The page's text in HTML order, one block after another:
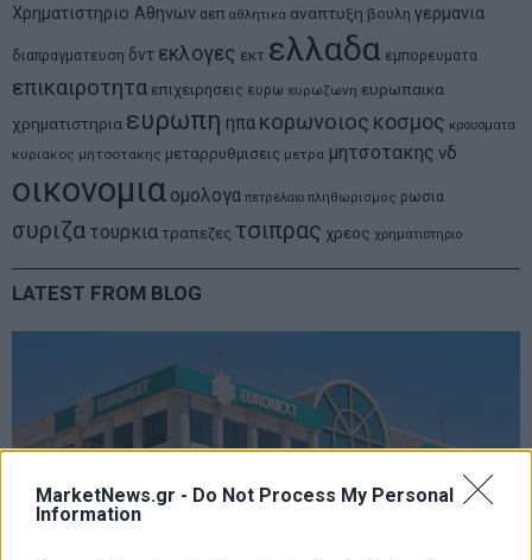
MarketNews.gr - Do Not Process My Personal
Information
Χρηματιστηριο Αθηνων αεπ αθλητικα αναπτυξη βουλη γερμανια
διαπραγματευση δντ εκλογες εκτ ελλαδα εμπορευματα
επικαιροτητα επιχειρησεις ευρω ευρωζωνη ευρωπαικα
χρηματιστηρια ευρωπη ηπα κορωνοιος κοσμος κρουσματα
κυριακος μητσοτακης μεταρρυθμισεις μετρα μητσοτακης νδ
οικονομια ομολογα πετρελαιο πληθωρισμος ρωσια
συριζα τουρκια τραπεζες τσιπρας χρεος χρηματιστηριο
LATEST FROM BLOG